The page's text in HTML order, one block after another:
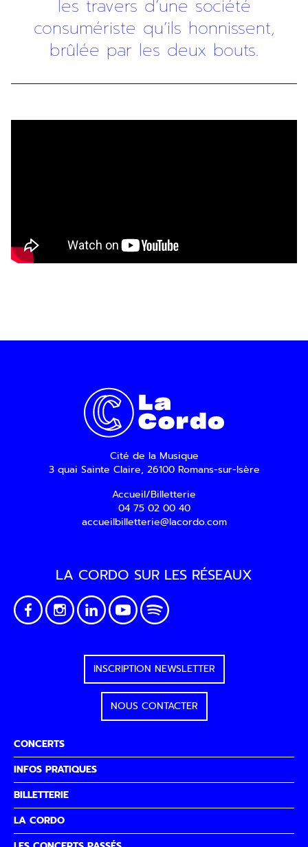
les travers d’une société
consumériste qu’ils honnissent,
brûlée par les deux bouts.
Cité de la Musique
3 quai Sainte Claire, 26100 Romans-sur-Isère
Accueil/Billetterie
04 75 02 00 40
accueilbilletterie@lacordo.com
CONCERTS
INFOS PRATIQUES
BILLETTERIE
LA CORDO
LA CORDO SUR LES RÉSEAUX
INSCRIPTION NEWSLETTER
NOUS CONTACTER